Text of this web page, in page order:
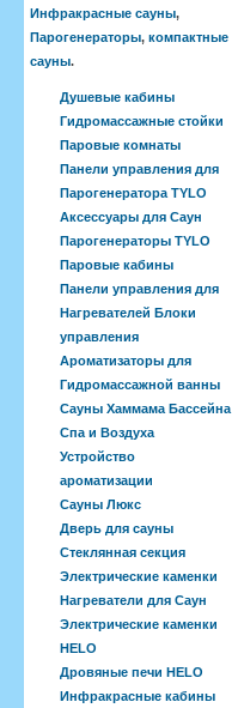
Инфракрасные сауны,
Парогенераторы, компактные
сауны.
Душевые кабины
Гидромассажные стойки
Паровые комнаты
Панели управления для
Парогенератора TYLO
Аксессуары для Саун
Парогенераторы TYLO
Паровые кабины
Панели управления для
Нагревателей Блоки
управления
Ароматизаторы для
Гидромассажной ванны
Сауны Хаммама Бассейна
Спа и Воздуха
Устройство
ароматизации
Сауны Люкс
Дверь для сауны
Стеклянная секция
Электрические каменки
Нагреватели для Саун
Электрические каменки
HELO
Дровяные печи HELO
Инфракрасные кабины